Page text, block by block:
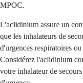
MPOC.
L'aclidinium assure un
que les inhalateurs de
d'urgences respiratoires
Considérez l'aclidinium
votre inhalateur de